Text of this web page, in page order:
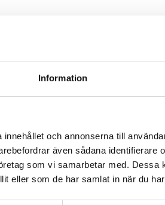
Information
och annonserna till
även sådana identifierare
som vi samarbetar med. Dessa
eller som de har samlat in när du
och
hos
Majsan
att jobba